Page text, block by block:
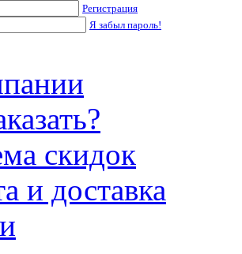
Регистрация
Я забыл пароль!
скидок
и доставка